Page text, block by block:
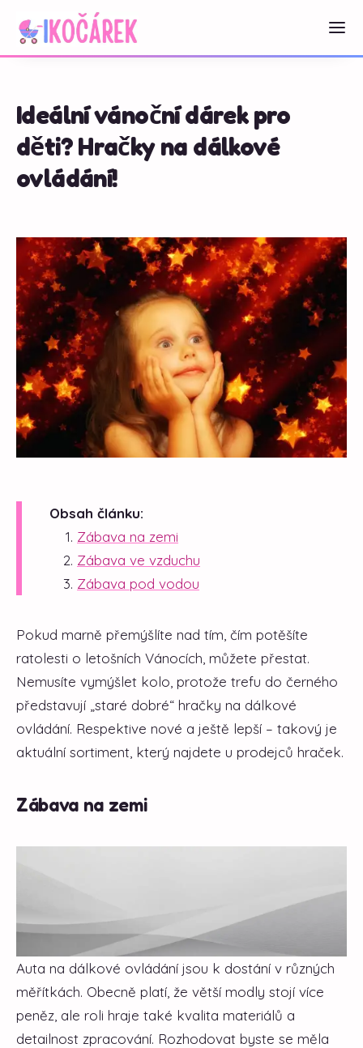
Ideální vánoční dárek pro
děti? Hračky na dálkové
ovládání!
Obsah článku:
Zábava na zemi
Zábava ve vzduchu
Zábava pod vodou
Pokud marně přemýšlíte nad tím, čím potěšíte
ratolesti o letošních Vánocích, můžete přestat.
Nemusíte vymýšlet kolo, protože trefu do černého
představují „staré dobré“ hračky na dálkové
ovládání. Respektive nové a ještě lepší – takový je
aktuální sortiment, který najdete u prodejců hraček.
Zábava na zemi
Auta na dálkové ovládání jsou k dostání v různých
měřítkách. Obecně platí, že větší modly stojí více
peněz, ale roli hraje také kvalita materiálů a
detailnost zpracování. Rozhodovat byste se měla